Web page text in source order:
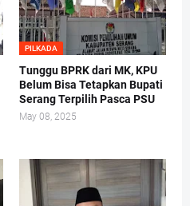
PILKADA
Tunggu BPRK dari MK, KPU
Belum Bisa Tetapkan Bupati
Serang Terpilih Pasca PSU
May 08, 2025